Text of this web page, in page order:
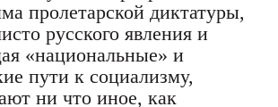
пролетарской диктатуры,
русского явления и
«национальные» и
пути к социализму,
ни что иное, как